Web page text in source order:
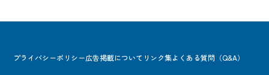
プライバシーポリシー広告掲載について リンク集よくある質問（Q&A）